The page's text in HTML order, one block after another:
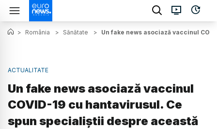
> România > Sănătate > Un fake news asociază vaccinul
ACTUALITATE
Un fake news asociază vaccinul
COVID-19 cu hantavirusul. Ce
spun specialiștii despre această